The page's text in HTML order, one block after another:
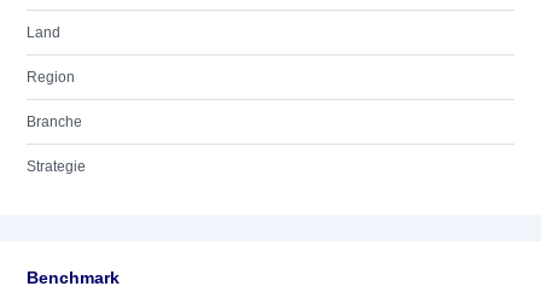
Land
Region
Branche
Strategie
Benchmark